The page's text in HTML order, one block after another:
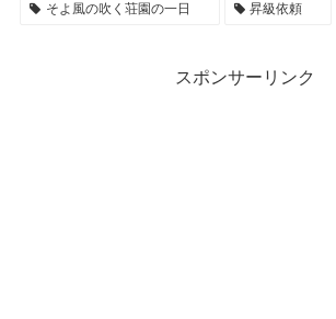
そよ風の吹く荘園の一日 昇級依頼
スポンサーリンク